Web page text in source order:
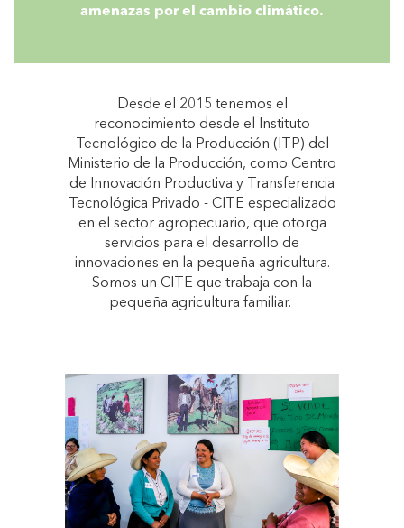
amenazas por el cambio climático.
Desde el 2015 tenemos el
reconocimiento desde el Instituto
Tecnológico de la Producción (ITP) del
Ministerio de la Producción, como Centro
de Innovación Productiva y Transferencia
Tecnológica Privado - CITE especializado
en el sector agropecuario, que otorga
servicios para el desarrollo de
innovaciones en la pequeña agricultura.
Somos un CITE que trabaja con la
pequeña agricultura familiar.